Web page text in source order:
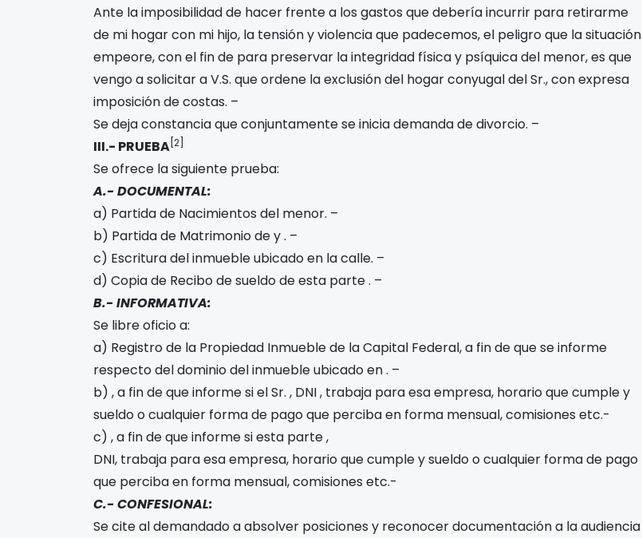
Ante la imposibilidad de hacer frente a los gastos que debería incurrir para retirarme
de mi hogar con mi hijo, la tensión y violencia que padecemos, el peligro que la situación
empeore, con el fin de para preservar la integridad física y psíquica del menor, es que
vengo asolicitar a V.S. que ordene la exclusión del hogar conyugal del Sr., conexpresa
imposición de costas. –
Se deja constancia que conjuntamente se inicia demanda de divorcio. –
III.- PRUEBA [2]
Se ofrece la siguiente prueba:
A.- DOCUMENTAL:
a) Partida de Nacimientos del menor. –
b) Partida de Matrimonio dey. –
c) Escritura del inmueble ubicado en la calle. –
d) Copia de Recibo de sueldo de esta parte. –
B.- INFORMATIVA:
Se libre oficio a:
a) Registro de la Propiedad Inmueble de la Capital Federal, a fin de que se informe
respecto del dominio del inmueble ubicado en. –
b) , a fin de que informe si el Sr. , DNI, trabaja para esa empresa, horario que cumple y
sueldo o cualquier forma de pago que perciba en forma mensual, comisiones etc.-
c) , a fin de que informe si esta parte,
DNI, trabaja para esa empresa, horario que cumple y sueldo o cualquier forma de pago
que perciba en forma mensual, comisiones etc.-
C.- CONFESIONAL:
Se cite al demandado a absolver posiciones y reconocer documentación a la audiencia